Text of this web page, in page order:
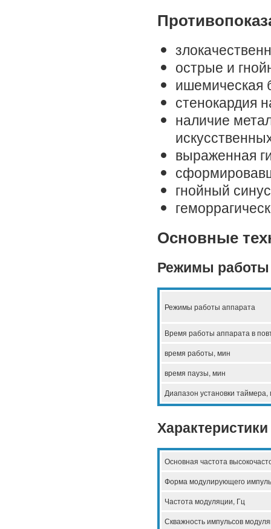
острые и
ишемическая
стенокардия
наличие
выраженная
гнойный
Основные
Режимы работы
Режимы работы аппарата
Время работы аппарата в
время работы, мин
время паузы, мин
Диапазон установки таймера,
Основная частота
Форма модулирующего
Частота модуляции, Гц
Скважность импульсов